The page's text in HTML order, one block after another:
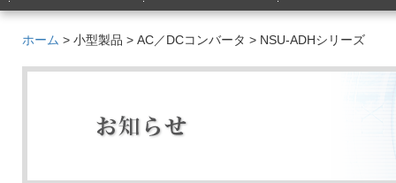
ホーム > 小型製品 > AC／DCコンバータ > NSU-ADHシリーズ